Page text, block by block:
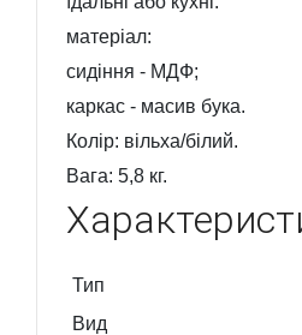
матеріал:
сидіння - МДФ;
каркас - масив бука.
Колір: вільха/білий.
Вага: 5,8 кг.
Тип
Вид